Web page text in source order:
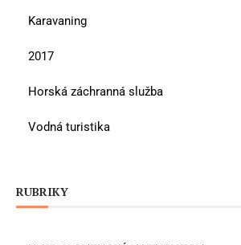
Karavaning
2017
Horská záchranná služba
Vodná turistika
RUBRIKY